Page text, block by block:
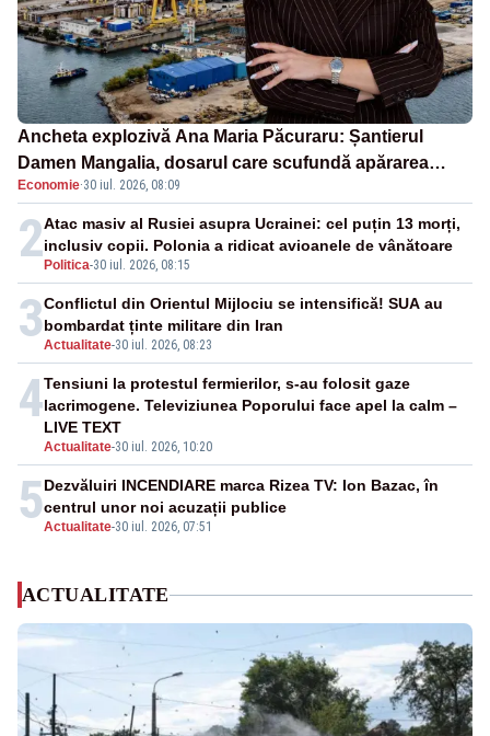
Ancheta explozivă Ana Maria Păcuraru: Șantierul
Damen Mangalia, dosarul care scufundă apărarea
României
Economie·30 iul. 2026, 08:09
2 Politica-30 iul. 2026, 08:15
Atac masiv al Rusiei asupra Ucrainei: cel puțin 13 morți,
inclusiv copii. Polonia a ridicat avioanele de vânătoare
3Actualitate-30 iul. 2026, 08:23
Conflictul din Orientul Mijlociu se intensifică! SUA au
bombardat ținte militare din Iran
4
Actualitate-30 iul. 2026, 10:20
Tensiuni la protestul fermierilor, s-au folosit gaze
lacrimogene. Televiziunea Poporului face apel la calm –
LIVE TEXT
5Actualitate-30 iul. 2026, 07:51
Dezvăluiri INCENDIARE marca Rizea TV: Ion Bazac, în
centrul unor noi acuzații publice
ACTUALITATE